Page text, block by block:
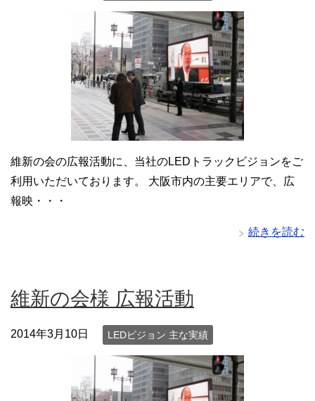
維新の会の広報活動に、当社のLEDトラックビジョンをご
利用いただいております。 大阪市内の主要エリアで、広
報映・・・
続きを読む
維新の会様 広報活動
2014年3月10日 LEDビジョン 主な実績